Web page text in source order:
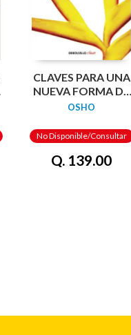
CLAVES PARA UNA
NUEVA FORMA DE
VIVIR 6: INTUICIÓN
CONOCIMIENTO
QUE TRASCIENDE
LA LÓGICA)
OSHO
No Disponible/Consultar
Q. 139.00